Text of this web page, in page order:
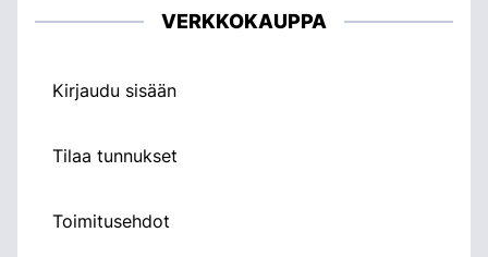
VERKKOKAUPPA
Kirjaudu sisään
Tilaa tunnukset
Toimitusehdot